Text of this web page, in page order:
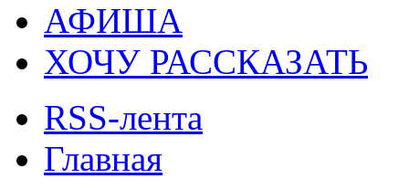
АФИША
ХОЧУ РАССКАЗАТЬ
RSS-лента
Главная